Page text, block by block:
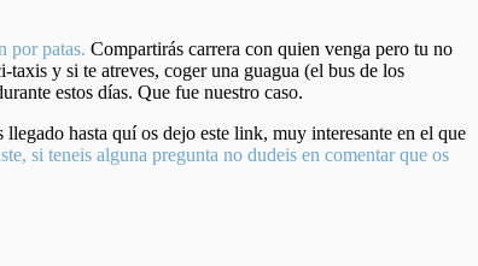
por patas. Compartirás carrera con quien venga pero tu no
y si te atreves, coger una guagua (el bus de los
estos días. Que fue nuestro caso.
hasta quí os dejo este link, muy interesante en el que
si teneis alguna pregunta no dudeis en comentar que os